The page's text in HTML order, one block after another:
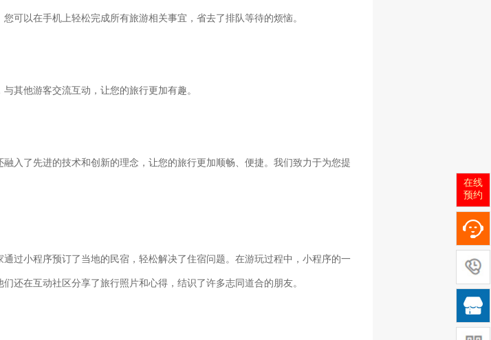
可以在手机上轻松完成所有旅游相关事宜，省去了排队等待的烦恼。
其他游客交流互动，让您的旅行更加有趣。
入了先进的技术和创新的理念，让您的旅行更加顺畅、便捷。我们致力于为您提
过小程序预订了当地的民宿，轻松解决了住宿问题。在游玩过程中，小程序的一
还在互动社区分享了旅行照片和心得，结识了许多志同道合的朋友。
在线
预约
